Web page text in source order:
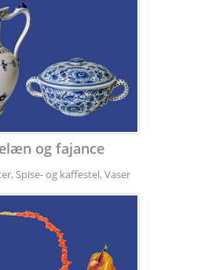
og fajance
Spise- og kaffestel, Vaser